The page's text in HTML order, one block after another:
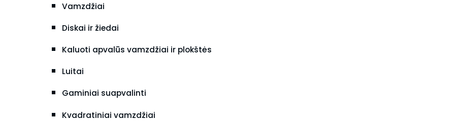
Vamzdžiai
Diskai ir žiedai
Kaluoti apvalūs vamzdžiai ir plokštės
Luitai
Gaminiai suapvalinti
Kvadratiniai vamzdžiai